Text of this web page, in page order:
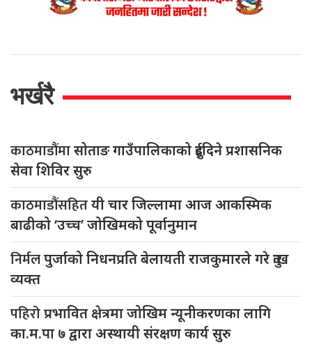
भर्खरै
काठमाडौंमासोताङ गाउँपालिकाको दुईदिने प्रशासनिक
सेवा शिविर सुरु
काठमाडौंसहितयी चार जिल्लामा आज आकस्मिक
बाढीको ‘उच्च’ जोखिमको पूर्वानुमान
निर्मलपुर्जाको निधनप्रति बेलायती राजकुमारले गरे दुःख
व्यक्त
पहिरोप्रभावित क्षेत्रमा जोखिम न्यूनीकरणका लागि
का.म.पा ७ द्वारा अस्थायी संरक्षण कार्य सुरु